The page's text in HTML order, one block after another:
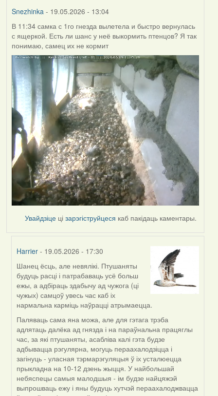
Snezhinka - 19.05.2026 - 13:04
В 11:34 самка с 1го гнезда вылетела и быстро вернулась
с ящеркой. Есть ли шанс у неё выкормить птенцов? Я так
понимаю, самец их не кормит
Увайдзіце цізарэгіструйцеся каб пакідаць каментары.
Harrier - 19.05.2026 - 17:30
In
reply
to
by
Snezhinka
Шанец ёсць, але невялікі. Птушаняты
будуць расці і патрабаваць усё больш
ежы, а адбіраць здабычу ад чужога (ці
чужых) самцоў увесь час каб іх
нармальна карміць наўрацці атрымаецца.
Паляваць сама яна можа, але для гэтага трэба
адлятаць далёка ад гнязда і на параўнальна працяглы
час, за які птушаняты, асабліва калі гэта будзе
адбывацца рэгулярна, могуць пераахалодзіцца і
загінуць - уласная тэрмарэгуляцыя ў іх усталюецца
прыкладна на 10-12 дзень жыцця. У найбольшай
небяспецы самыя малодшыя - ім будзе найцяжэй
выпрошваць ежу і яны будуць хутчэй пераахалоджвацца